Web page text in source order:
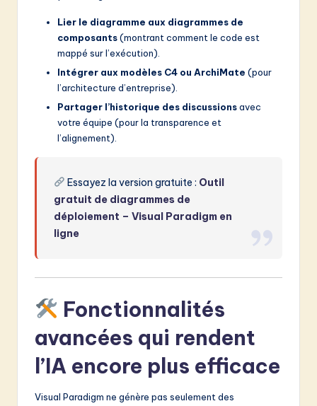
Lier le diagramme aux diagrammes de
composants(montrant comment le code est
mappé sur l’exécution).
Intégrer aux modèles C4 ou ArchiMate (pour
l’architecture d’entreprise).
Partager l’historique des discussionsavec
votre équipe (pour la transparence et
l’alignement).
Essayez la version gratuite : Outil
gratuit de diagrammes de
déploiement – Visual Paradigm en
ligne
Fonctionnalités
avancées qui rendent
l’IA encore plus efficace
Visual Paradigm ne génère pas seulement des